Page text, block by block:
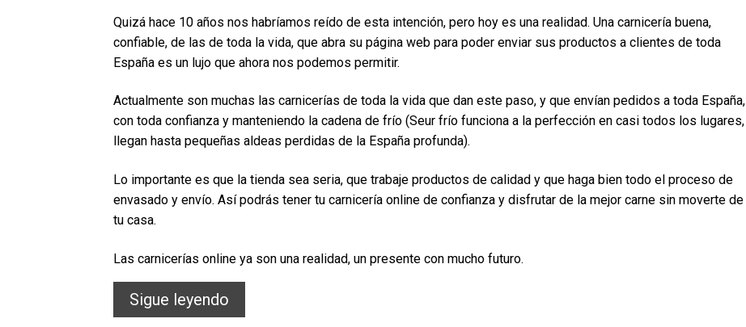
Quizá hace 10 años nos habríamos reído de esta intención, pero hoy es una realidad. Una carnicería buena,
confiable, de las de toda la vida, que abra su página web para poder enviar sus productos a clientes de toda
España es un lujo que ahora nos podemos permitir.
Actualmente son muchas las carnicerías de toda la vida que dan este paso, y que envían pedidos a toda España,
con toda confianza y manteniendo la cadena de frío (Seur frío funciona a la perfección en casi todos los lugares,
llegan hasta pequeñas aldeas perdidas de la España profunda).
Lo importante es que la tienda sea seria, que trabaje productos de calidad y que haga bien todo el proceso de
envasado y envío. Así podrás tener tu carnicería online de confianza y disfrutar de la mejor carne sin moverte de
tu casa.
Las carnicerías online ya son una realidad, un presente con mucho futuro.
Sigue leyendo